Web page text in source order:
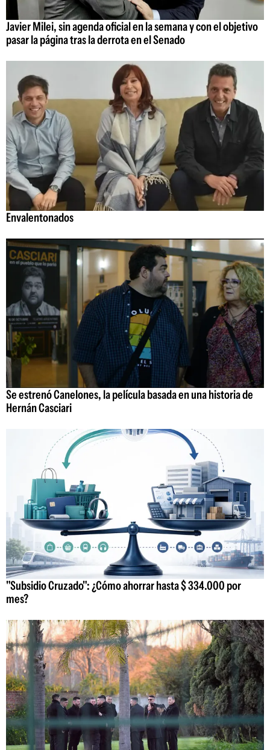
Javier Milei, sin agenda oficial en la semana y con el objetivo
pasar la página tras la derrota en el Senado
Envalentonados
Se estrenó Canelones, la película basada en una historia de
Hernán Casciari
"Subsidio Cruzado": ¿Cómo ahorrar hasta $ 334.000 por
mes?